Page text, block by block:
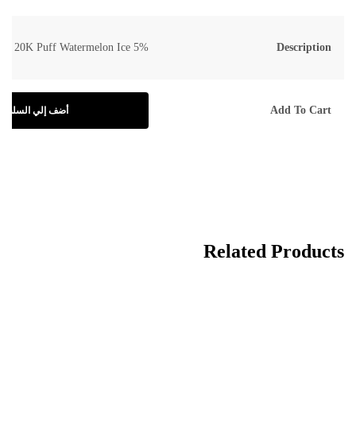
Description
20K Puff Watermelon Ice 5%
Add To Cart أضف إلي السلة
Related Products